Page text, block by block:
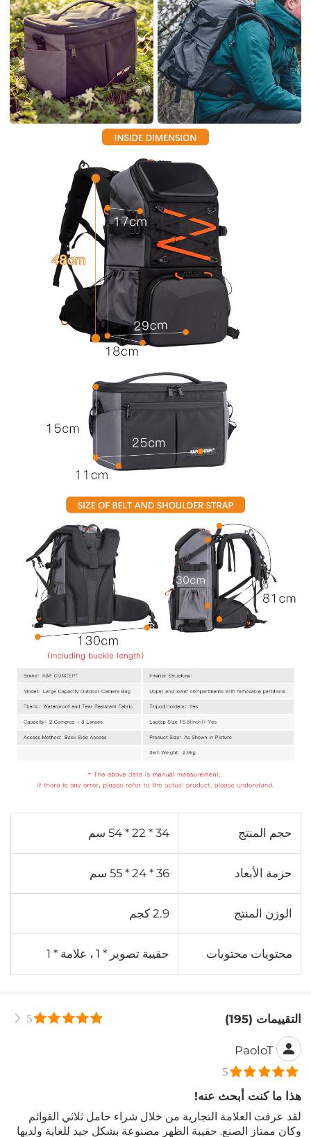
حجم المنتج 34 * 22 * ​​54 سم
حزمة الأبعاد 36 * 24 * 55 سم
الوزن المنتج 2.9 كجم
محتويات محتويات حقيبة تصوير * 1 ، علامة * 1
التقييمات (195) 5
PaoloT
5
هذا ما كنت أبحث عنه!
لقد عرفت العلامة التجارية من خلال شراء حامل ثلاثي القوائم
وكان ممتاز الصنع. حقيبة الظهر مصنوعة بشكل جيد للغاية ولديها